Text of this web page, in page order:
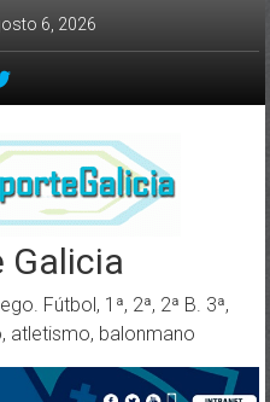
6, 2026
Galicia
Fútbol, 1ª, 2ª, 2ª B. 3ª,
atletismo, balonmano